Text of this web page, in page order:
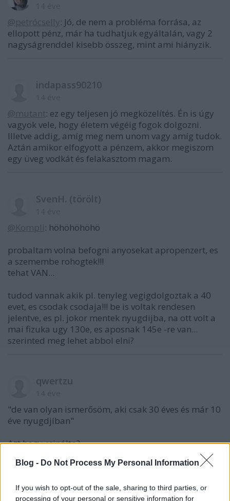
Blog - Do Not Process My Personal Information
If you wish to opt-out of the sale, sharing to third parties, or
processing of your personal or sensitive information for
@petrócselly: Jó, de nem a probléma forrása, az
ellopott pénz, már ha tudhatjuk egyáltalán, vagy 2
nagyságrenddel kisebb összeg, mint ami hiányzik.
indapass90210
@mutant: ez egy teljesen jó megközelítés. Én is úgy
vagyok vele, hogy életem végéig fogok dolgozni.
Illetve addig, amíg meg nem unom vagy amíg tudok.
Aztán amikor elfogyott a pénzem, akkor megiszom
egy üveg vodkát és felakasztom magam.
SvenH. (törölt)
@Kompli: höhöhöhöhö
probaltam volna befogni anyosekat apropenzert, es
a szemembe rohogtek!!!
tehat VAN...
tudod vannak akik pl. tenyleg vegigdolgoztak a 40
evet, es csodak csodaja!!! be is voltak rendesen
jelentve, es pl. jokor mentek nyugdijba, na ott volt a
mai fizuka ugy 130e, es aposnak 145e -re van...
szerinted meg lehet abbol elni?
qwertzu
"de van olyan ismerősöm, aki csak 30 éves és már 10
éve nyugdjíban"
Azt hogy csinálta?
Kivlov
14 éve